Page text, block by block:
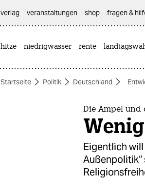
themen
verlag
veranstaltungen shop fragen &
hitze niedrigwasser rente
Startseite Politik Deutschland
Die Ampel und
Eigentlich
Außenpolitik“